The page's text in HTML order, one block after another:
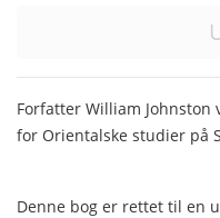
Forfatter William
for Orientalske studier på
Denne bog er rettet til en